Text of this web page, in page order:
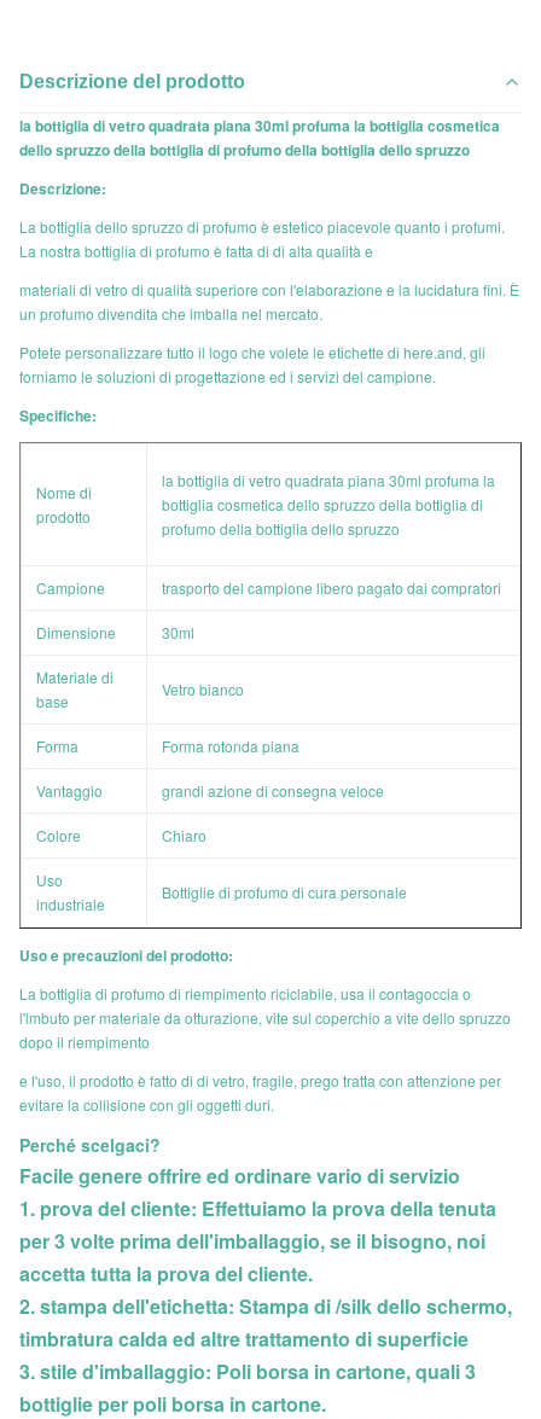
Descrizione del prodotto
la bottiglia di vetro quadrata piana 30ml profuma la bottiglia cosmetica
dello spruzzo della bottiglia di profumo della bottiglia dello spruzzo
Descrizione:
La bottiglia dello spruzzo di profumo è estetico piacevole quanto i profumi.
La nostra bottiglia di profumo è fatta di di alta qualità e
materiali di vetro di qualità superiore con l'elaborazione e la lucidatura fini. È
un profumo divendita che imballa nel mercato.
Potete personalizzare tutto il logo che volete le etichette di here.and, gli
forniamo le soluzioni di progettazione ed i servizi del campione.
Specifiche:
Nome di
prodotto
la bottiglia di vetro quadrata piana 30ml profuma la
bottiglia cosmetica dello spruzzo della bottiglia di
profumo della bottiglia dello spruzzo
Campione trasporto del campione libero pagato dai compratori
Dimensione 30ml
Materiale di
base
Vetro bianco
Forma Forma rotonda piana
Vantaggio grandi azione di consegna veloce
Colore Chiaro
Uso
industriale
Bottiglie di profumo di cura personale
Uso e precauzioni del prodotto:
La bottiglia di profumo di riempimento riciclabile, usa il contagoccia o
l'imbuto per materiale da otturazione, vite sul coperchio a vite dello spruzzo
dopo il riempimento
e l'uso, il prodotto è fatto di di vetro, fragile, prego tratta con attenzione per
evitare la collisione con gli oggetti duri.
Perché scelgaci?
Facile genere offrire ed ordinare vario di servizio
1. prova del cliente: Effettuiamo la prova della tenuta
per 3 volte prima dell'imballaggio, se il bisogno, noi
accetta tutta la prova del cliente.
2. stampa dell'etichetta: Stampa di /silk dello schermo,
timbratura calda ed altre trattamento di superficie
3. stile d'imballaggio: Poli borsa in cartone, quali 3
bottiglie per poli borsa in cartone.